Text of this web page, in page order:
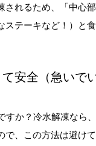
されるため、「中心
ステーキなど！）と
安全（急いで
すか？冷水解凍なら
で、この方法は避けて